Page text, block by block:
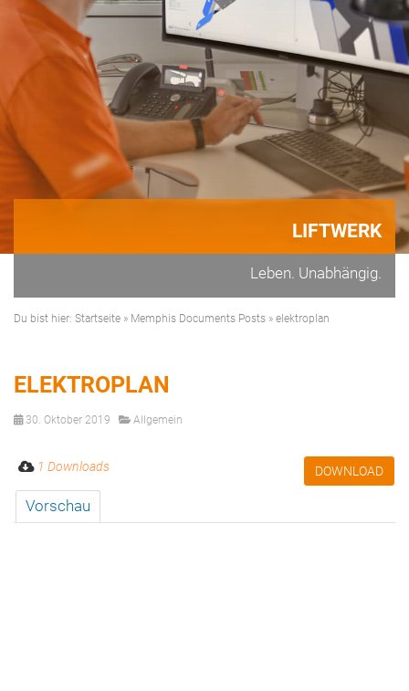
LIFTWERK
Leben. Unabhängig.
Du bist hier: Startseite » Memphis Documents Posts » elektroplan
ELEKTROPLAN
30. Oktober 2019 Allgemein
DOWNLOAD
1 Downloads
Vorschau